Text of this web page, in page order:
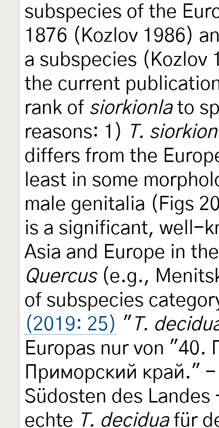
subspecies of the
1876 (Kozlov 1986)
a subspecies (Kozlov
the current
rank of siorkionlato
reasons: 1)
T.
differs from the
least in some
male genitalia (Figs
is a significant, well-
Asia and Europe in
Quercus(e.g.,
of subspecies
(2019: 25) " T.
Europas nur von "40.
Приморский край."
Südosten des
echte T. deciduafür